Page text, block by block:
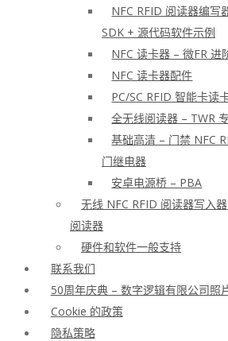
NFC RFID 阅读器编写
SDK + 源代码软件示例
NFC 读卡器 – 微FR 进
NFC 读卡器配件
PC/SC RFID 智能卡读
全无线阅读器 – TWR
基础高清 – 门禁 NFC
门继电器
安卓电源桥 – PBA
无线 NFC RFID 阅读器写入
阅读器
硬件和软件一般支持
联系我们
50周年庆典 – 数字逻辑有限公司照
Cookie 的政策
隐私策略